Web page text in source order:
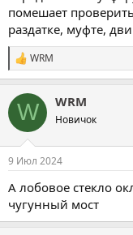
помешает
раздатке, муфте,
С
и
п
а
т
WRM
W WRM
Новичок
9 Июл 2024
А лобовое стекло
чугунный мост